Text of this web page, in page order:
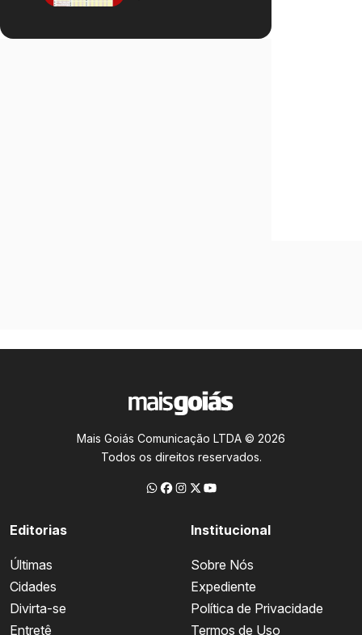
Mais Goiás Comunicação LTDA © 2026
Todos os direitos reservados.
Editorias
Últimas
Cidades
Divirta-se
Entretê
Institucional
Sobre Nós
Expediente
Política de Privacidade
Termos de Uso